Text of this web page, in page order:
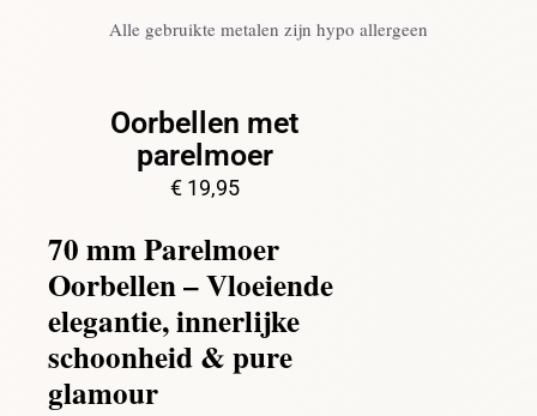
Alle gebruikte metalen zijn hypo allergeen
Oorbellen met
parelmoer
€19,95
70 mm Parelmoer
Oorbellen – Vloeiende
elegantie, innerlijke
schoonheid & pure
glamour